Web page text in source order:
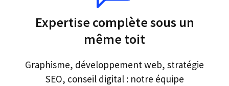
Expertise complète sous un
même toit
Graphisme, développement web, stratégie
SEO, conseil digital : notre équipe